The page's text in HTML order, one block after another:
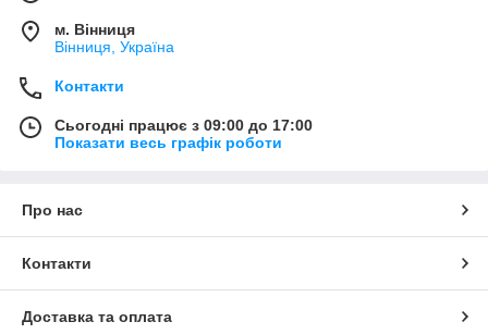
м. Вінниця
Вінниця, Україна
Контакти
Сьогодні працює з 09:00 до 17:00
Показати весь графік роботи
Про нас
Контакти
Доставка та оплата